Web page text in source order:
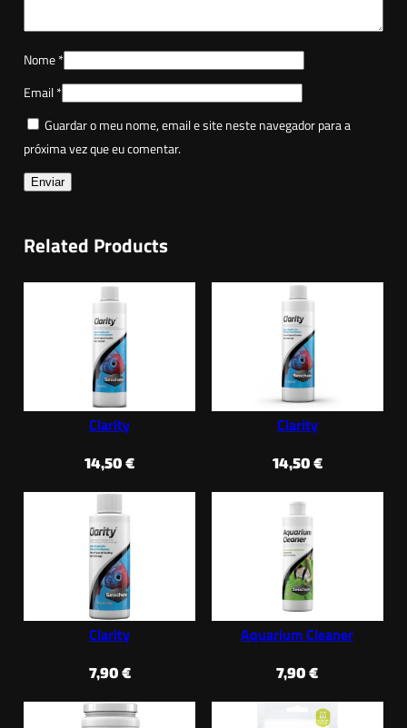
Nome*
Email*
Guardar o meu nome, email e site neste navegador para a
próxima vez que eu comentar.
Related Products
Clarity
14,50€
Clarity
14,50 €
Clarity
7,90 €
Aquarium Cleaner
7,90€